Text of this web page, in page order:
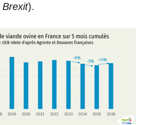
Brexit).